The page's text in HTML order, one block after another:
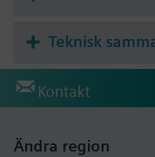
Teknisk
Kontakt
Ändra region